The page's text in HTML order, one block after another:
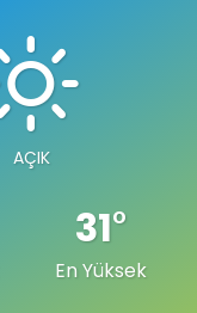
AÇIK
31°
En Yüksek